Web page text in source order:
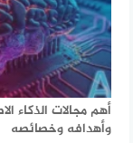
أهم مجالات الذكاء
وأهدافه وخصائصه